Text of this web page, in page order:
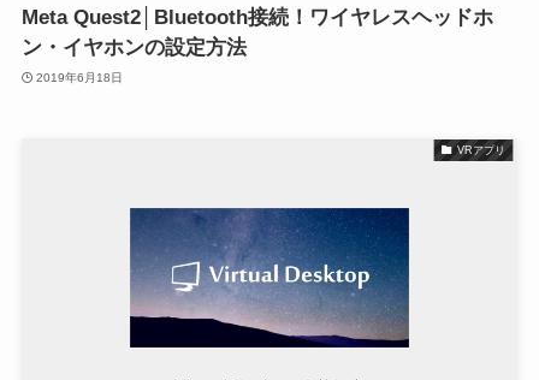
Meta Quest2│Bluetooth接続！ワイヤレスヘッドホ
ン・イヤホンの設定方法
2019年6月18日
VRアプリ